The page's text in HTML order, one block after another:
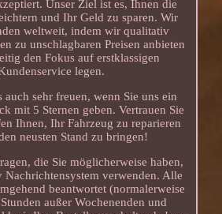
Unser Ziel ist es, Ihnen die
und Ihr Geld zu sparen. Wir
weltweit, indem wir qualitativ
zu unschlagbaren Preisen anbieten
den Fokus auf erstklassigen
legen.
auch sehr freuen, wenn Sie uns ein
mit 5 Sternen geben. Vertrauen Sie
Ihnen, Ihr Fahrzeug zu reparieren
neusten Stand zu bringen!
die Sie möglicherweise haben,
Nachrichtensystem verwenden. Alle
beantwortet (normalerweise
außer Wochenenden und